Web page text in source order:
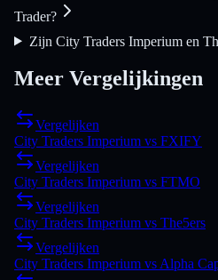
Trader?
Zijn City Traders Imperium en
Meer Vergelijkingen
Vergelijken
City Traders Imperium vs FXIFY
Vergelijken
City Traders Imperium vs FTMO
Vergelijken
City Traders Imperium vs The5ers
Vergelijken
City Traders Imperium vs Alpha